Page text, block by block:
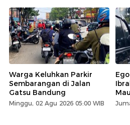
Warga Keluhkan Parkir
Sembarangan di Jalan
Gatsu Bandung
Minggu, 02 Agu 2026 05:00 WIB